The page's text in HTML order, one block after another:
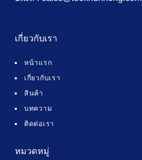
เกี่ยวกับเรา
หน้าแรก
เกี่ยวกับเรา
สินค้า
บทความ
ติดต่อเรา
หมวดหมู่